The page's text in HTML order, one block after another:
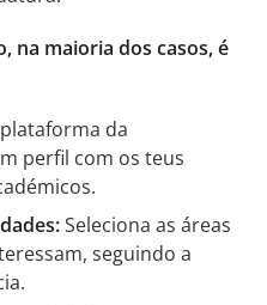
na maioria dos casos, é
da
perfil com os teus
Seleciona as áreas
seguindo a